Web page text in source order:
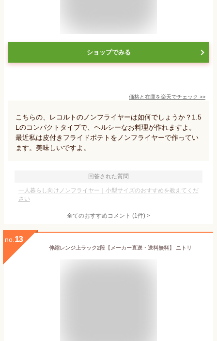
ショップでみる
価格と在庫を楽天でチェック >>
こちらの、レコルトのノンフライヤーは如何でしょうか？1.5
Lのコンパクトタイプで、ヘルシーなお料理が作れますよ。
最近私は皮付きフライドポテトをノンフライヤーで作ってい
ます。美味しいですよ。
回答された質問
一人暮らし向けノンフライヤー｜小型サイズのおすすめを教えてくだ
さい
全てのおすすめコメント (1件) >
no. 13
伸縮レンジ上ラック2段【メーカー直送・送料無料】 ニトリ